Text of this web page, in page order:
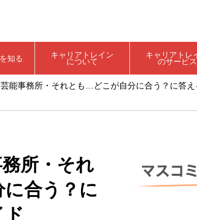
知る キャリアトレイン
について
キャリアトレ
のサービス
能事務所・それとも…どこが自分に合う？に答え
所・それ
合う？に
ド